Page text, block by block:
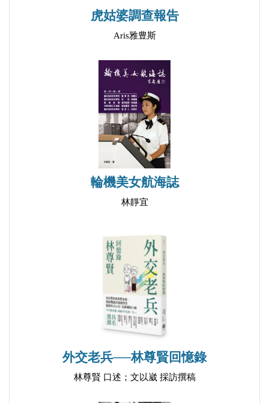
第二節 臺灣宮廟赴湄洲進香的困難
第三節 清代臺灣各地區的進香概況
第四節 清代臺灣媽祖進香的興起
第四章 清代臺灣湄洲進香案例之探討
第一節 清代及日治臺灣宮廟赴湄洲進香概況
第二節 鹿港舊祖宮清代湄洲進香
第三節 新竹長和宮清代湄洲進香
第四節 鹿港天后宮與新竹長和宮之異同
第五節 清代臺灣其他宮廟的湄洲進香
附錄一 清代與民初，臺灣、福建及粵東地區
附錄二 臺灣清代和日治時期至湄洲進香的宮廟
虎姑婆調查報告
Aris雅豊斯
輪機美女航海誌
林靜宜
外交老兵──林尊賢回憶錄
林尊賢 口述；文以崴 採訪撰稿